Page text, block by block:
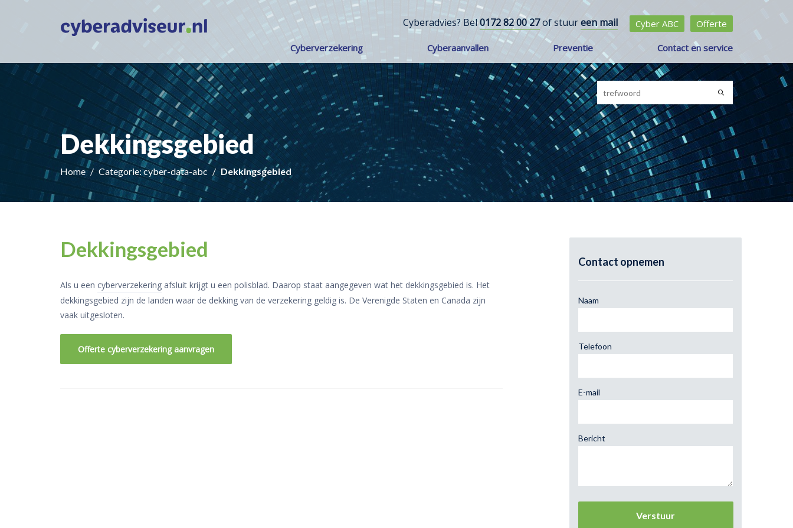
Cyberadvies? Bel0172 82 00 27of stuureen mail Cyber ABC Offerte
Cyberverzekering Cyberaanvallen Preventie Contact en service
Dekkingsgebied
Home Categorie: cyber-data-abc Dekkingsgebied
Dekkingsgebied
Als u een cyberverzekering afsluit krijgt u een polisblad. Daarop staat aangegeven wat het dekkingsgebied is. Het
dekkingsgebied zijn de landen waar de dekking van de verzekering geldig is. De Verenigde Staten en Canada zijn
vaak uitgesloten.
Offerte cyberverzekering aanvragen
Contact opnemen
Naam
Telefoon
E-mail
Bericht